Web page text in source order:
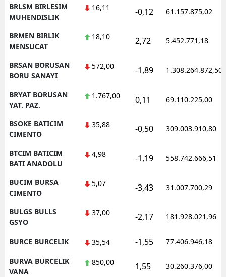
BRLSM BIRLESIM
MUHENDISLIK
16,11 -0,12 61.157.875,02
BRMEN BIRLIK
MENSUCAT
18,10 2,72 5.452.771,18
BRSAN BORUSAN
BORU SANAYI
572,00 -1,89 1.308.264.872,50
BRYAT BORUSAN
YAT. PAZ.
1.767,00 0,11 69.110.225,00
BSOKE BATICIM
CIMENTO
35,88 -0,50 309.003.910,80
BTCIM BATICIM
BATI ANADOLU
4,98 -1,19 558.742.666,51
BUCIM BURSA
CIMENTO
5,07 -3,43 31.007.700,29
BULGS BULLS
GSYO
37,00 -2,17 181.928.021,96
BURCE BURCELIK 35,54 -1,55 77.406.946,18
BURVA BURCELIK
VANA
850,00 1,55 30.260.376,00